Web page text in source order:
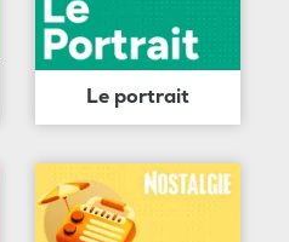
Le portrait